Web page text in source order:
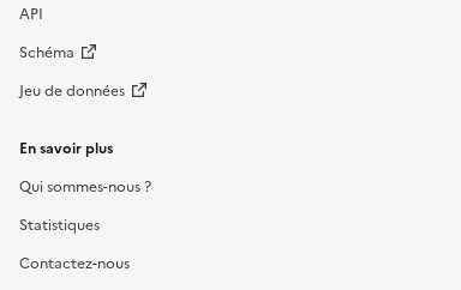
API
Schéma
Jeu de données
En savoir plus
Qui sommes-nous ?
Statistiques
Contactez-nous